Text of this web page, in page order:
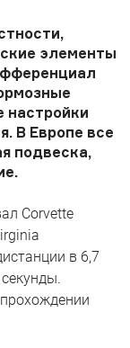
элементы
настройки
В Европе все
подвеска,
Corvette
в 6,7